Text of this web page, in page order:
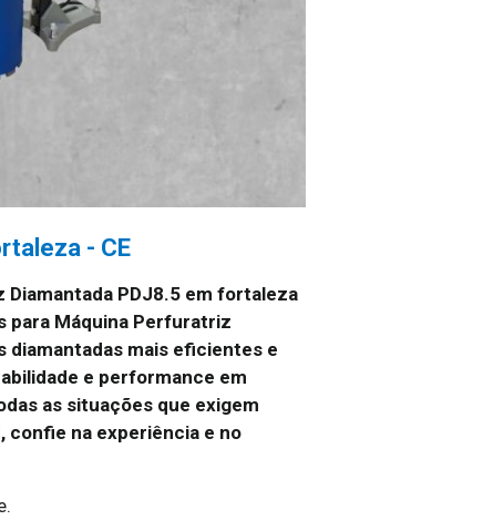
- CE
PDJ8.5 em fortaleza
para Máquina Perfuratriz
diamantadas mais eficientes e
e performance em
as situações que exigem
confie na experiência e no